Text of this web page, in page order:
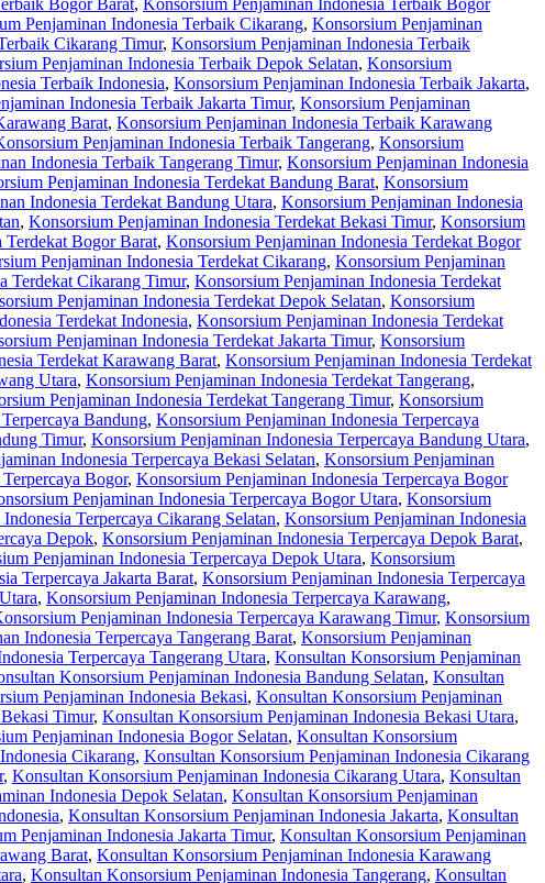
Bogor Barat, Konsorsium Penjaminan Indonesia Terbaik Bogor
Penjaminan Indonesia Terbaik Cikarang, Konsorsium Penjaminan
Cikarang Timur, Konsorsium Penjaminan Indonesia Terbaik
Penjaminan Indonesia Terbaik Depok Selatan, Konsorsium
Terbaik Indonesia, Konsorsium Penjaminan Indonesia Terbaik Jakarta,
Indonesia Terbaik Jakarta Timur, Konsorsium Penjaminan
Barat, Konsorsium Penjaminan Indonesia Terbaik Karawang
Penjaminan Indonesia Terbaik Tangerang, Konsorsium
Indonesia Terbaik Tangerang Timur, Konsorsium Penjaminan Indonesia
Penjaminan Indonesia Terdekat Bandung Barat, Konsorsium
Indonesia Terdekat Bandung Utara, Konsorsium Penjaminan Indonesia
, Konsorsium Penjaminan Indonesia Terdekat Bekasi Timur, Konsorsium
Terdekat Bogor Barat, Konsorsium Penjaminan Indonesia Terdekat Bogor
Penjaminan Indonesia Terdekat Cikarang, Konsorsium Penjaminan
Terdekat Cikarang Timur, Konsorsium Penjaminan Indonesia Terdekat
Penjaminan Indonesia Terdekat Depok Selatan, Konsorsium
Terdekat Indonesia, Konsorsium Penjaminan Indonesia Terdekat
Penjaminan Indonesia Terdekat Jakarta Timur, Konsorsium
Terdekat Karawang Barat, Konsorsium Penjaminan Indonesia Terdekat
Utara, Konsorsium Penjaminan Indonesia Terdekat Tangerang,
Penjaminan Indonesia Terdekat Tangerang Timur, Konsorsium
Bandung, Konsorsium Penjaminan Indonesia Terpercaya
Timur, Konsorsium Penjaminan Indonesia Terpercaya Bandung Utara,
Indonesia Terpercaya Bekasi Selatan, Konsorsium Penjaminan
Bogor, Konsorsium Penjaminan Indonesia Terpercaya Bogor
Penjaminan Indonesia Terpercaya Bogor Utara, Konsorsium
Terpercaya Cikarang Selatan, Konsorsium Penjaminan Indonesia
Depok, Konsorsium Penjaminan Indonesia Terpercaya Depok Barat,
Penjaminan Indonesia Terpercaya Depok Utara, Konsorsium
Terpercaya Jakarta Barat, Konsorsium Penjaminan Indonesia Terpercaya
, Konsorsium Penjaminan Indonesia Terpercaya Karawang,
Penjaminan Indonesia Terpercaya Karawang Timur, Konsorsium
Indonesia Terpercaya Tangerang Barat, Konsorsium Penjaminan
Terpercaya Tangerang Utara, Konsultan Konsorsium Penjaminan
Konsorsium Penjaminan Indonesia Bandung Selatan, Konsultan
Penjaminan Indonesia Bekasi, Konsultan Konsorsium Penjaminan
Timur, Konsultan Konsorsium Penjaminan Indonesia Bekasi Utara,
Penjaminan Indonesia Bogor Selatan, Konsultan Konsorsium
Cikarang, Konsultan Konsorsium Penjaminan Indonesia Cikarang
, Konsultan Konsorsium Penjaminan Indonesia Cikarang Utara, Konsultan
Indonesia Depok Selatan, Konsultan Konsorsium Penjaminan
, Konsultan Konsorsium Penjaminan Indonesia Jakarta, Konsultan
Penjaminan Indonesia Jakarta Timur, Konsultan Konsorsium Penjaminan
Barat, Konsultan Konsorsium Penjaminan Indonesia Karawang
, Konsultan Konsorsium Penjaminan Indonesia Tangerang, Konsultan